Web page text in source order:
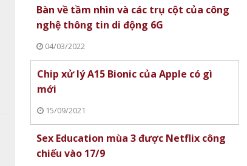
Bàn về tầm nhìn và các trụ cột của công
nghệ thông tin di động 6G
04/03/2022
Chip xử lý A15 Bionic của Apple có gì
mới
15/09/2021
Sex Education mùa 3 được Netflix công
chiếu vào 17/9